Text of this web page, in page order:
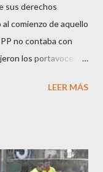
sus derechos
comienzo de aquello
no contaba con
los portavoces
porque a estos
dispuestos a hacer lo
LEER MÁS